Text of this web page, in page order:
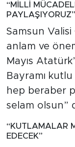
“MİLLİ
PAYLAŞIYORUZ”
Samsun Valisi
anlam ve
Mayıs
Bayramı
hep beraber
selam olsun”
“KUTLAMALAR
EDECEK”